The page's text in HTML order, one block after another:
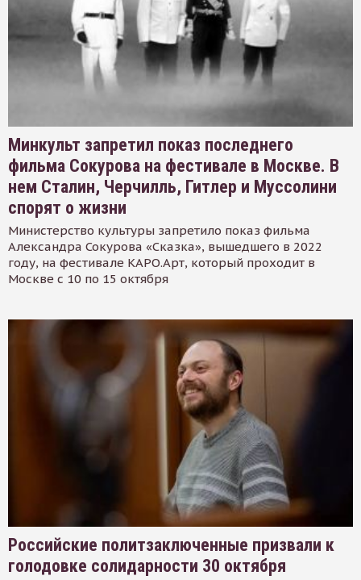
Минкульт запретил показ последнего
фильма Сокурова на фестивале в Москве. В
нем Сталин, Черчилль, Гитлер и Муссолини
спорят о жизни
Министерство культуры запретило показ фильма
Александра Сокурова «Сказка», вышедшего в 2022
году, на фестивале КАРО.Арт, который проходит в
Москве с 10 по 15 октября
Российские политзаключенные призвали к
голодовке солидарности 30 октября